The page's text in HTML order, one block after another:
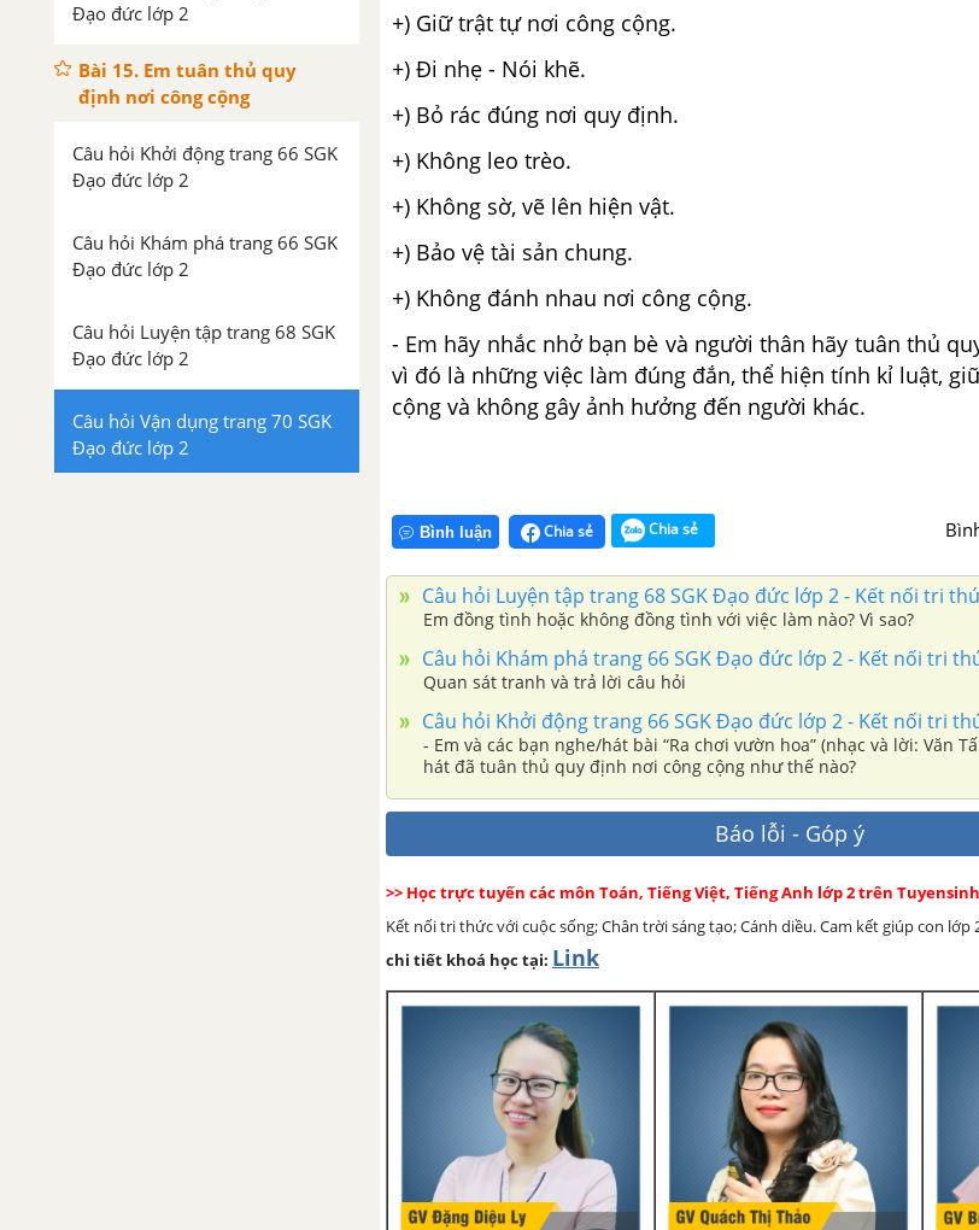
Đạo đức lớp 2
Bài 15. Em tuân thủ quy
định nơi công cộng
Câu hỏi Khởi động trang 66 SGK
Đạo đức lớp 2
Câu hỏi Khám phá trang 66 SGK
Đạo đức lớp 2
Câu hỏi Luyện tập trang 68 SGK
Đạo đức lớp 2
Câu hỏi Vận dụng trang 70 SGK
Đạo đức lớp 2
+) Giữ trật tự nơi công cộng.
+) Đi nhẹ - Nói khẽ.
+) Bỏ rác đúng nơi quy định.
+) Không leo trèo.
+) Không sờ, vẽ lên hiện vật.
+) Bảo vệ tài sản chung.
+) Không đánh nhau nơi công cộng.
- Em hãy nhắc nhở bạn bè và người thân hãy tuân thủ
vì đó là những việc làm đúng đắn, thể hiện tính kỉ luật,
cộng và không gây ảnh hưởng đến người khác.
Bình luận Chia sẻ Chia sẻ
Câu hỏi Luyện tập trang 68 SGK Đạo đức lớp 2 - Kết nối tri
Em đồng tình hoặc không đồng tình với việc làm nào? Vì sao?
Câu hỏi Khám phá trang 66 SGK Đạo đức lớp 2 - Kết nối tri
Quan sát tranh và trả lời câu hỏi
Câu hỏi Khởi động trang 66 SGK Đạo đức lớp 2 - Kết nối tri
- Em và các bạn nghe/hát bài “Ra chơi vườn hoa” (nhạc và lời: Văn Tấn). - Bạn nhỏ trong
hát đã tuân thủ quy định nơi công cộng như thế nào?
Báo lỗi - Góp ý
>> Học trực tuyến các môn Toán, Tiếng Việt, Tiếng Anh lớp 2 trên
Kết nối tri thức với cuộc sống; Chân trời sáng tạo; Cánh diều. Cam kết giúp con lớp
chi tiết khoá học tại: Link